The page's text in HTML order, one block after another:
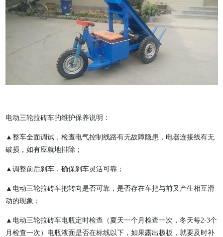
电动三轮拉砖车的维护保养说明：
▲整车全面调试，检查电气控制线路有无故障隐患，电器连接线有无
破损，如有应就地排除；
▲调整前后刹车，确保刹车灵活可靠；
▲电动三轮拉砖车把转向是否可靠，是否存在车把与前叉产生相互滑
动的现象；
▲电动三轮拉砖车电瓶定时检查（夏天一个月检查一次，冬天每2-3个
月检查一次）电瓶液面是否在标线以下，如果露出极板，就要及时补